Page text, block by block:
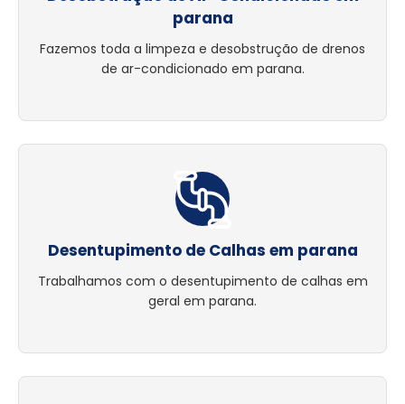
parana
Fazemos toda a limpeza e desobstrução de drenos
de ar-condicionado em parana.
Desentupimento de Calhas em parana
Trabalhamos com o desentupimento de calhas em
geral em parana.